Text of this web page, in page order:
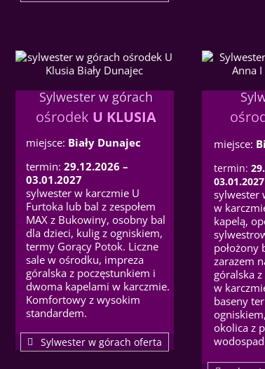
Sylwester w górach
ośrodekU KLUSIA
miejsce: Biały Dunajec
termin: 29.12.2026 –
03.01.2027
sylwester w karczmie U
Furtoka lub bal z zespołem
MAX z Bukowiny, osobny bal
dla dzieci, kulig z ogniskiem,
termy Gorący Potok. Liczne
sale w ośrodku, impreza
góralska z poczęstunkiem i
dwoma kapelami w karczmie.
Komfortowy z wysokim
standardem.
Sylwester w górach oferta
miejsce:
termin:
03.01.2027
sylwester
w
kapelą,
położony
zarazem
góralska
w
baseny
okolica z